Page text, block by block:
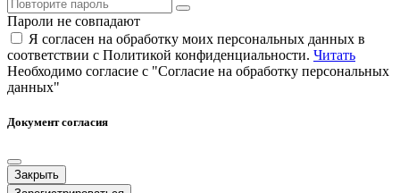
Пароли не совпадают
Я согласен на обработку моих персональных данных в
соответствии с Политикой конфиденциальности. Читать
Необходимо согласие с "Согласие на обработку персональных
данных"
Документ согласия
Закрыть